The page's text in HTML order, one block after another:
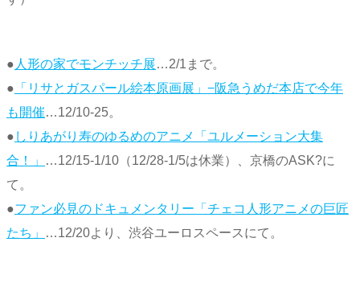
● 人形の家でモンチッチ展…2/1まで。
● 「リサとガスパール絵本原画展」−阪急うめだ本店で今年
も開催…12/10-25。
● しりあがり寿のゆるめのアニメ「ユルメーション大集
合！」
…12/15-1/10（12/28-1/5は休業）、京橋のASK?に
て。
●ファン必見のドキュメンタリー「チェコ人形アニメの巨匠
たち」
…12/20より、渋谷ユーロスペースにて。